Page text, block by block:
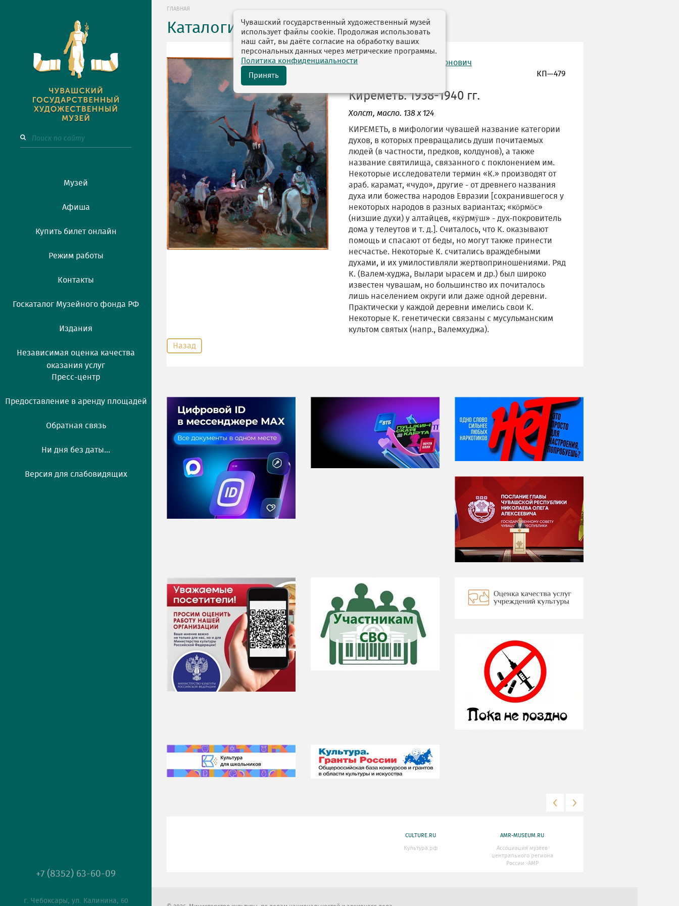
Музей
Афиша
Купить билет онлайн
Режим работы
Контакты
Госкаталог Музейного фонда РФ
Издания
Независимая оценка качества
оказания услуг
Пресс-центр
Предоставление в аренду площадей
Обратная связь
Ни дня без даты...
Версия для слабовидящих
+7 (8352) 63-60-09
г. Чебоксары, ул. Калинина, 60
ГЛАВНАЯ
Каталоги выставок
автор: Зайцев Юрий Антонович
КП—479
Киреметь. 1938-1940 гг.
Холст, масло. 138 х 124
КИРЕМЕТЬ, в мифологии чувашей название категории
духов, в которых превращались души почитаемых
людей (в частности, предков, колдунов), а также
название святилища, связанного с поклонением им.
Некоторые исследователи термин «К.» производят от
араб. карамат, «чудо», другие - от древнего названия
духа или божества народов Евразии [сохранившегося у
некоторых народов в разных вариантах; «кöрмöс»
(низшие духи) у алтайцев, «кÿрмÿш» - дух-покровитель
дома у телеутов и т. д.]. Считалось, что К. оказывают
помощь и спасают от беды, но могут также принести
несчастье. Некоторые К. считались враждебными
духами, и их умилостивляли жертвоприношениями. Ряд
К. (Валем-худжа, Вылари ырасем и др.) был широко
известен чувашам, но большинство их почиталось
лишь населением округи или даже одной деревни.
Практически у каждой деревни имелись свои К.
Некоторые К. генетически связаны с мусульманским
культом святых (напр., Валемхуджа).
Назад
НИ ДНЯ БЕЗ ДАТЫ...
08 августа
ВСЕМИРНЫЙ ДЕНЬ
КОШЕК
CULTURE.RU
Культура.рф
AMR-MUSEUM.RU
Ассоциация музеев
центрального региона
России -АМР
Чувашский государственный художественный музей
использует файлы cookie. Продолжая использовать
наш сайт, вы даёте согласие на обработку ваших
персональных данных через метрические программы.
Политика конфиденциальности
Принять